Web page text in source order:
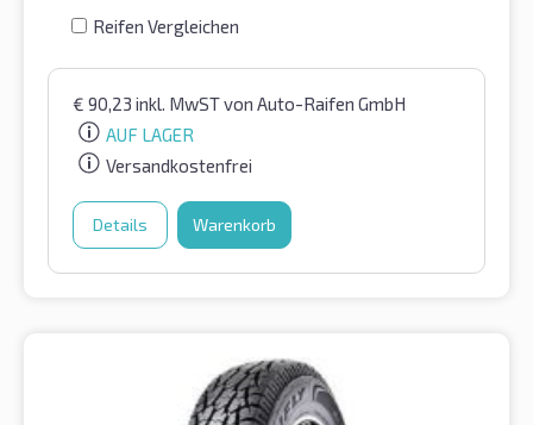
Reifen Vergleichen
€ 90,23 inkl. MwSTvon Auto-Raifen GmbH
AUF LAGER
Versandkostenfrei
Details Warenkorb